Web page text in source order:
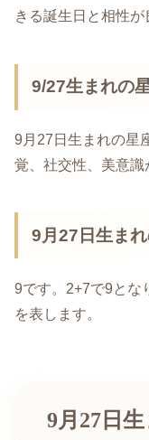
きる誕生日と相性が
9/27生まれの
9月27日生まれの星
覚、社交性、美意識
9月27日生ま
9です。2+7で9とな
を表します。
9月27日